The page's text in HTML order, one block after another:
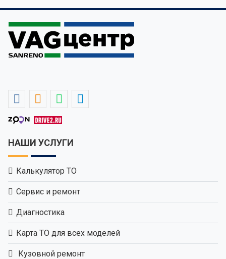
НАШИ УСЛУГИ
Калькулятор ТО
Сервис и ремонт
Диагностика
Карта ТО для всех моделей
Кузовной ремонт